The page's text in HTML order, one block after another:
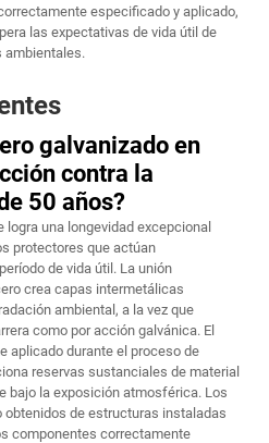
especificado y aplicado,
las expectativas de vida útil de
ambientales.
galvanizado en
contra la
50 años?
una longevidad excepcional
protectores que actúan
de vida útil. La unión
crea capas intermetálicas
ambiental, a la vez que
como por acción galvánica. El
aplicado durante el proceso de
reservas sustanciales de material
bajo la exposición atmosférica. Los
de estructuras instaladas
componentes correctamente